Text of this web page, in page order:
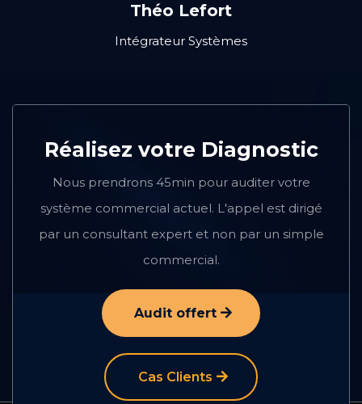
Théo Lefort
Intégrateur Systèmes
Réalisez votre Diagnostic
Nous prendrons 45min pour auditer votre
système commercial actuel. L'appel est dirigé
par un consultant expert et non par un simple
commercial.
Audit offert
Cas Clients